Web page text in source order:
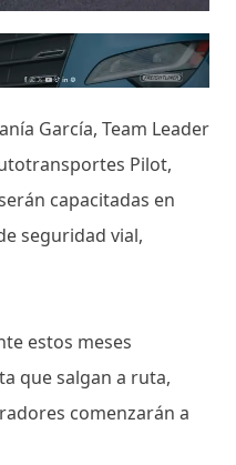
García, Team Leader
Pilot,
capacitadas en
seguridad vial,
estos meses
que salgan a ruta,
comenzarán a